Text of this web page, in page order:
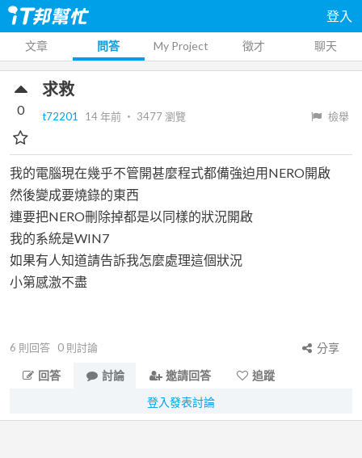
登入
文章 問答 My Project 徵才 聊天
求救
t72201 14 年前 ‧ 3477瀏覽 檢舉
0
我的電腦現在幾乎不管開甚麼程式都備強迫用NERO開啟
然後變成要燒錄的東西
連要把NERO刪除掉都是以同樣的狀況開啟
我的系統是WIN7
如果有人知道請告訴我怎麼處理這個狀況
小第感激不盡
6 則回答 0 則討論
分享
回答
討論 邀請回答
追蹤
登入發表討論